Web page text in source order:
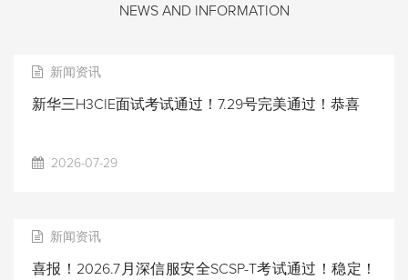
NEWS AND INFORMATION
新闻资讯
新华三H3CIE面试考试通过！7.29号完美通过！恭喜
2026-07-29
新闻资讯
喜报！2026.7月深信服安全SCSP-T考试通过！稳定！